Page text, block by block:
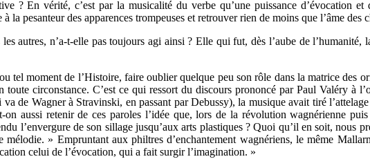
? En vérité, c’est par la musicalité du verbe qu’une puissance d’évocation
la pesanteur des apparences trompeuses et retrouver rien de moins que l’âme des
autres, n’a-t-elle pas toujours agi ainsi ? Elle qui fut, dès l’aube de
tel moment de l’Histoire, faire oublier quelque peu son rôle dans la matrice des
toute circonstance. C’est ce qui ressort du discours prononcé par Paul Valéry à
de Wagner à Stravinski, en passant par Debussy), la musique avait tiré
aussi retenir de ces paroles l’idée que, lors de la révolution wagnérienne
l’envergure de son sillage jusqu’aux arts plastiques ? Quoi qu’il en soit, nous
» Empruntant aux philtres d’enchantement wagnériens, le même
celui de l’évocation, qui a fait surgir l’imagination. »